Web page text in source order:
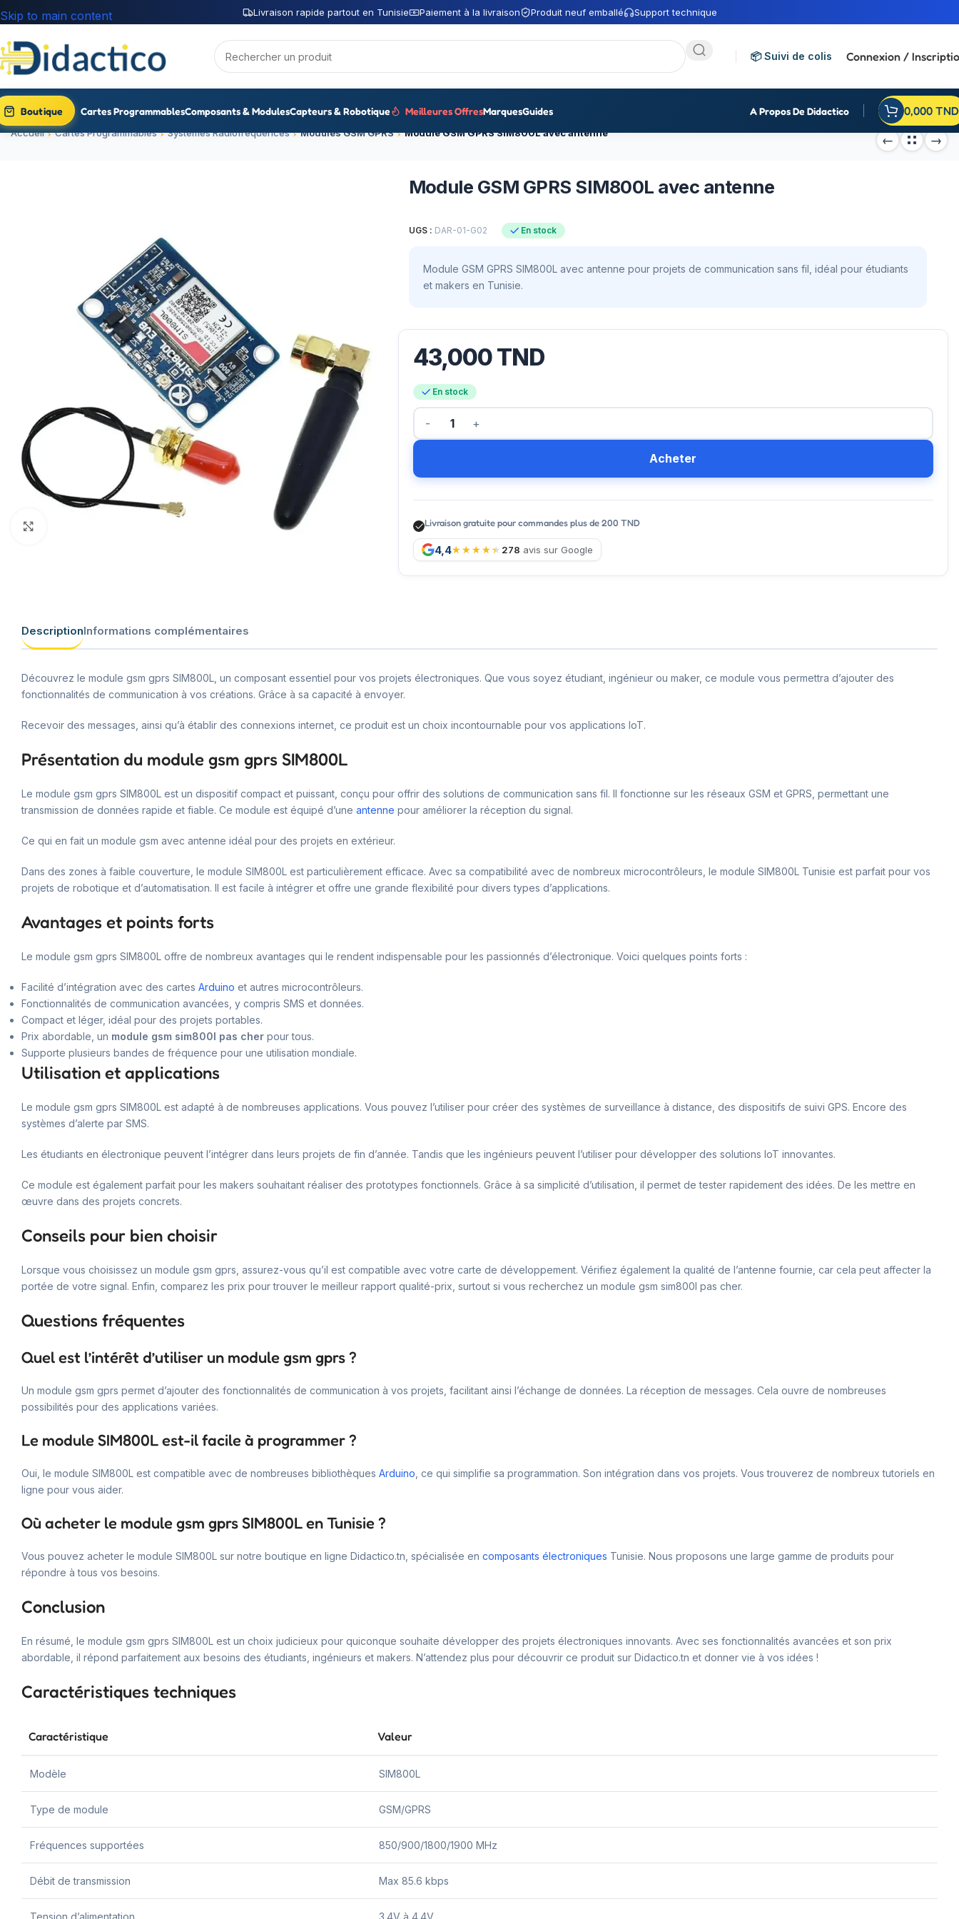
Livraison rapide partout en Tunisie Paiement à la livraison Produit neuf emballé Support technique
Skip to main content
📦 Suivi de colis Connexion /
Boutique Cartes ProgrammablesComposants & ModulesCapteurs & Robotique Meilleures OffresMarquesGuides A Propos De Didactico 0,000 TND
Accueil Cartes Programmables Systèmes Radiofréquences Modules GSM GPRS Module GSM GPRS SIM800L avec antenne
Module GSM GPRS SIM800L avec antenne
UGS : DAR-01-G02 En stock
Module GSM GPRS SIM800L avec antenne pour projets de communication sans fil, idéal pour étudiants
et makers en Tunisie.
43,000TND
En stock
Acheter
Livraison gratuite pour commandes plus de 200 TND
4,4 278 avis sur Google
DescriptionInformations complémentaires
Découvrez le module gsm gprs SIM800L, un composant essentiel pour vos projets électroniques. Que vous soyez étudiant, ingénieur ou maker, ce module vous permettra d’ajouter des
fonctionnalités de communication à vos créations. Grâce à sa capacité à envoyer.
Recevoir des messages, ainsi qu’à établir des connexions internet, ce produit est un choix incontournable pour vos applications IoT.
Présentation du module gsm gprs SIM800L
Le module gsm gprs SIM800L est un dispositif compact et puissant, conçu pour offrir des solutions de communication sans fil. Il fonctionne sur les réseaux GSM et GPRS, permettant une
transmission de données rapide et fiable. Ce module est équipé d’une antenne pour améliorer la réception du signal.
Ce qui en fait un module gsm avec antenne idéal pour des projets en extérieur.
Dans des zones à faible couverture, le module SIM800L est particulièrement efficace. Avec sa compatibilité avec de nombreux microcontrôleurs, le module SIM800L Tunisie est parfait pour vos
projets de robotique et d’automatisation. Il est facile à intégrer et offre une grande flexibilité pour divers types d’applications.
Avantages et points forts
Le module gsm gprs SIM800L offre de nombreux avantages qui le rendent indispensable pour les passionnés d’électronique. Voici quelques points forts :
Facilité d’intégration avec des cartes Arduino et autres microcontrôleurs.
Fonctionnalités de communication avancées, y compris SMS et données.
Compact et léger, idéal pour des projets portables.
Prix abordable, un module gsm sim800l pas cher pour tous.
Supporte plusieurs bandes de fréquence pour une utilisation mondiale.
Utilisation et applications
Le module gsm gprs SIM800L est adapté à de nombreuses applications. Vous pouvez l’utiliser pour créer des systèmes de surveillance à distance, des dispositifs de suivi GPS. Encore des
systèmes d’alerte par SMS.
Les étudiants en électronique peuvent l’intégrer dans leurs projets de fin d’année. Tandis que les ingénieurs peuvent l’utiliser pour développer des solutions IoT innovantes.
Ce module est également parfait pour les makers souhaitant réaliser des prototypes fonctionnels. Grâce à sa simplicité d’utilisation, il permet de tester rapidement des idées. De les mettre en
œuvre dans des projets concrets.
Conseils pour bien choisir
Lorsque vous choisissez un module gsm gprs, assurez-vous qu’il est compatible avec votre carte de développement. Vérifiez également la qualité de l’antenne fournie, car cela peut affecter la
portée de votre signal. Enfin, comparez les prix pour trouver le meilleur rapport qualité-prix, surtout si vous recherchez un module gsm sim800l pas cher.
Questions fréquentes
Quel est l’intérêt d’utiliser un module gsm gprs ?
Un module gsm gprs permet d’ajouter des fonctionnalités de communication à vos projets, facilitant ainsi l’échange de données. La réception de messages. Cela ouvre de nombreuses
possibilités pour des applications variées.
Le module SIM800L est-il facile à programmer ?
Oui, le module SIM800L est compatible avec de nombreuses bibliothèques Arduino , ce qui simplifie sa programmation. Son intégration dans vos projets. Vous trouverez de nombreux tutoriels en
ligne pour vous aider.
Où acheter le module gsm gprs SIM800L en Tunisie ?
Vous pouvez acheter le module SIM800L sur notre boutique en ligne Didactico.tn, spécialisée en composants électroniques Tunisie. Nous proposons une large gamme de produits pour
répondre à tous vos besoins.
Conclusion
En résumé, le module gsm gprs SIM800L est un choix judicieux pour quiconque souhaite développer des projets électroniques innovants. Avec ses fonctionnalités avancées et son prix
abordable, il répond parfaitement aux besoins des étudiants, ingénieurs et makers. N’attendez plus pour découvrir ce produit sur Didactico.tn et donner vie à vos idées !
Caractéristiques techniques
Caractéristique Valeur
Modèle SIM800L
Type de module GSM/GPRS
Fréquences supportées 850/900/1800/1900 MHz
Débit de transmission Max 85.6 kbps
Tension d’alimentation 3.4V à 4.4V